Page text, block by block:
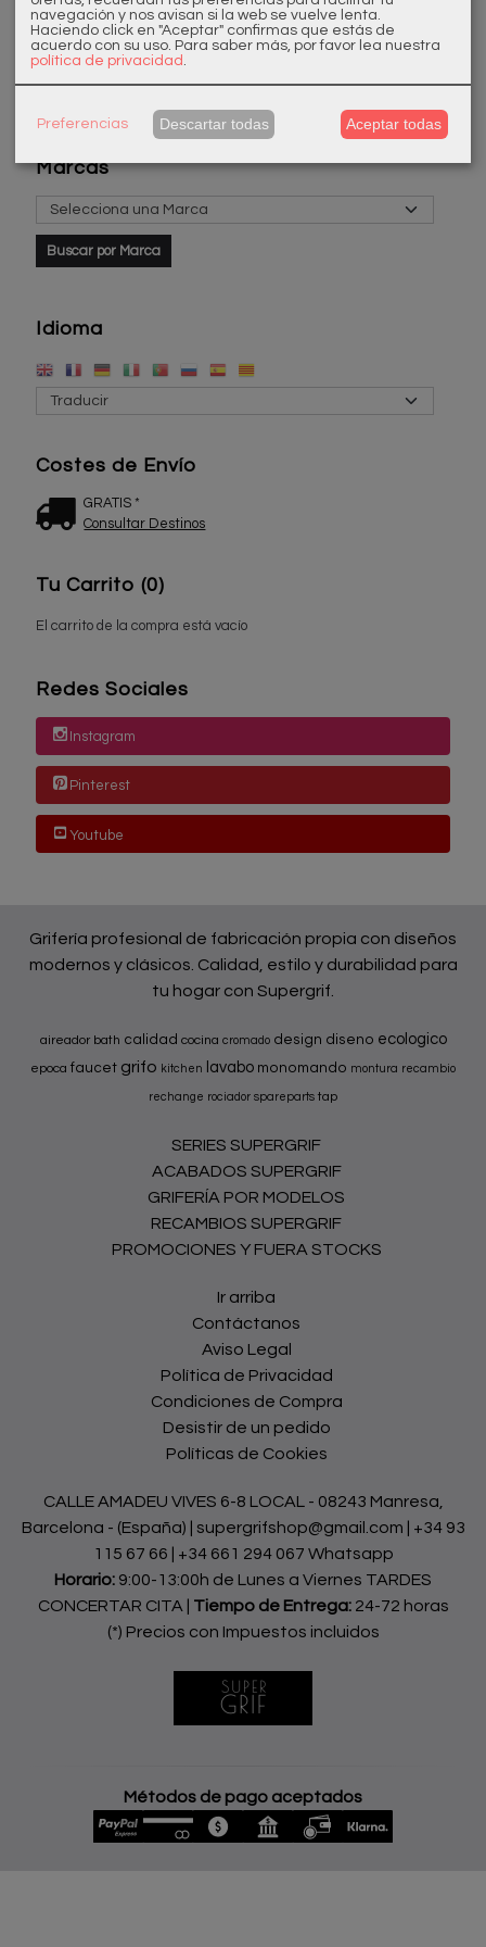
Marcas
Idioma
Costes de Envío
GRATIS *
Consultar Destinos
Tu Carrito (0)
El carrito de la compra está vacío
Redes Sociales
Instagram
Pinterest
Youtube
TAPON
DESAGÜE
Grifería profesional de fabricación propia con diseños
modernos y clásicos. Calidad, estilo y durabilidad para
tu hogar con Supergrif.
aireador bath calidad cocina cromado design diseno ecologico
epoca faucet grifo kitchen lavabo monomando montura recambio
rechange rociador spareparts tap
SERIES SUPERGRIF
ACABADOS SUPERGRIF
GRIFERÍA POR MODELOS
RECAMBIOS SUPERGRIF
PROMOCIONES Y FUERA STOCKS
Ir arriba
Contáctanos
Aviso Legal
Política de Privacidad
Condiciones de Compra
Desistir de un pedido
Políticas de Cookies
CALLE AMADEU VIVES 6-8 LOCAL - 08243 Manresa,
Barcelona - (España) | supergrifshop@gmail.com | +34 93
115 67 66
+34 661 294 067 Whatsapp
Horario: 9:00-13:00h de Lunes a Viernes TARDES
CONCERTAR CITA | Tiempo de Entrega: 24-72 horas
(*) Precios con Impuestos incluidos
Métodos de pago aceptados
navegación y nos avisan si la web se vuelve lenta.
Haciendo click en "Aceptar" confirmas que estás de
acuerdo con su uso. Para saber más, por favor lea nuestra
política de privacidad
Preferencias Descartar todas Aceptar todas